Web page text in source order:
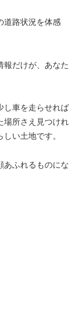
道路状況を体感
報だけが、あなた
し車を走らせれば
場所さえ見つけれ
い土地です。
あふれるものにな